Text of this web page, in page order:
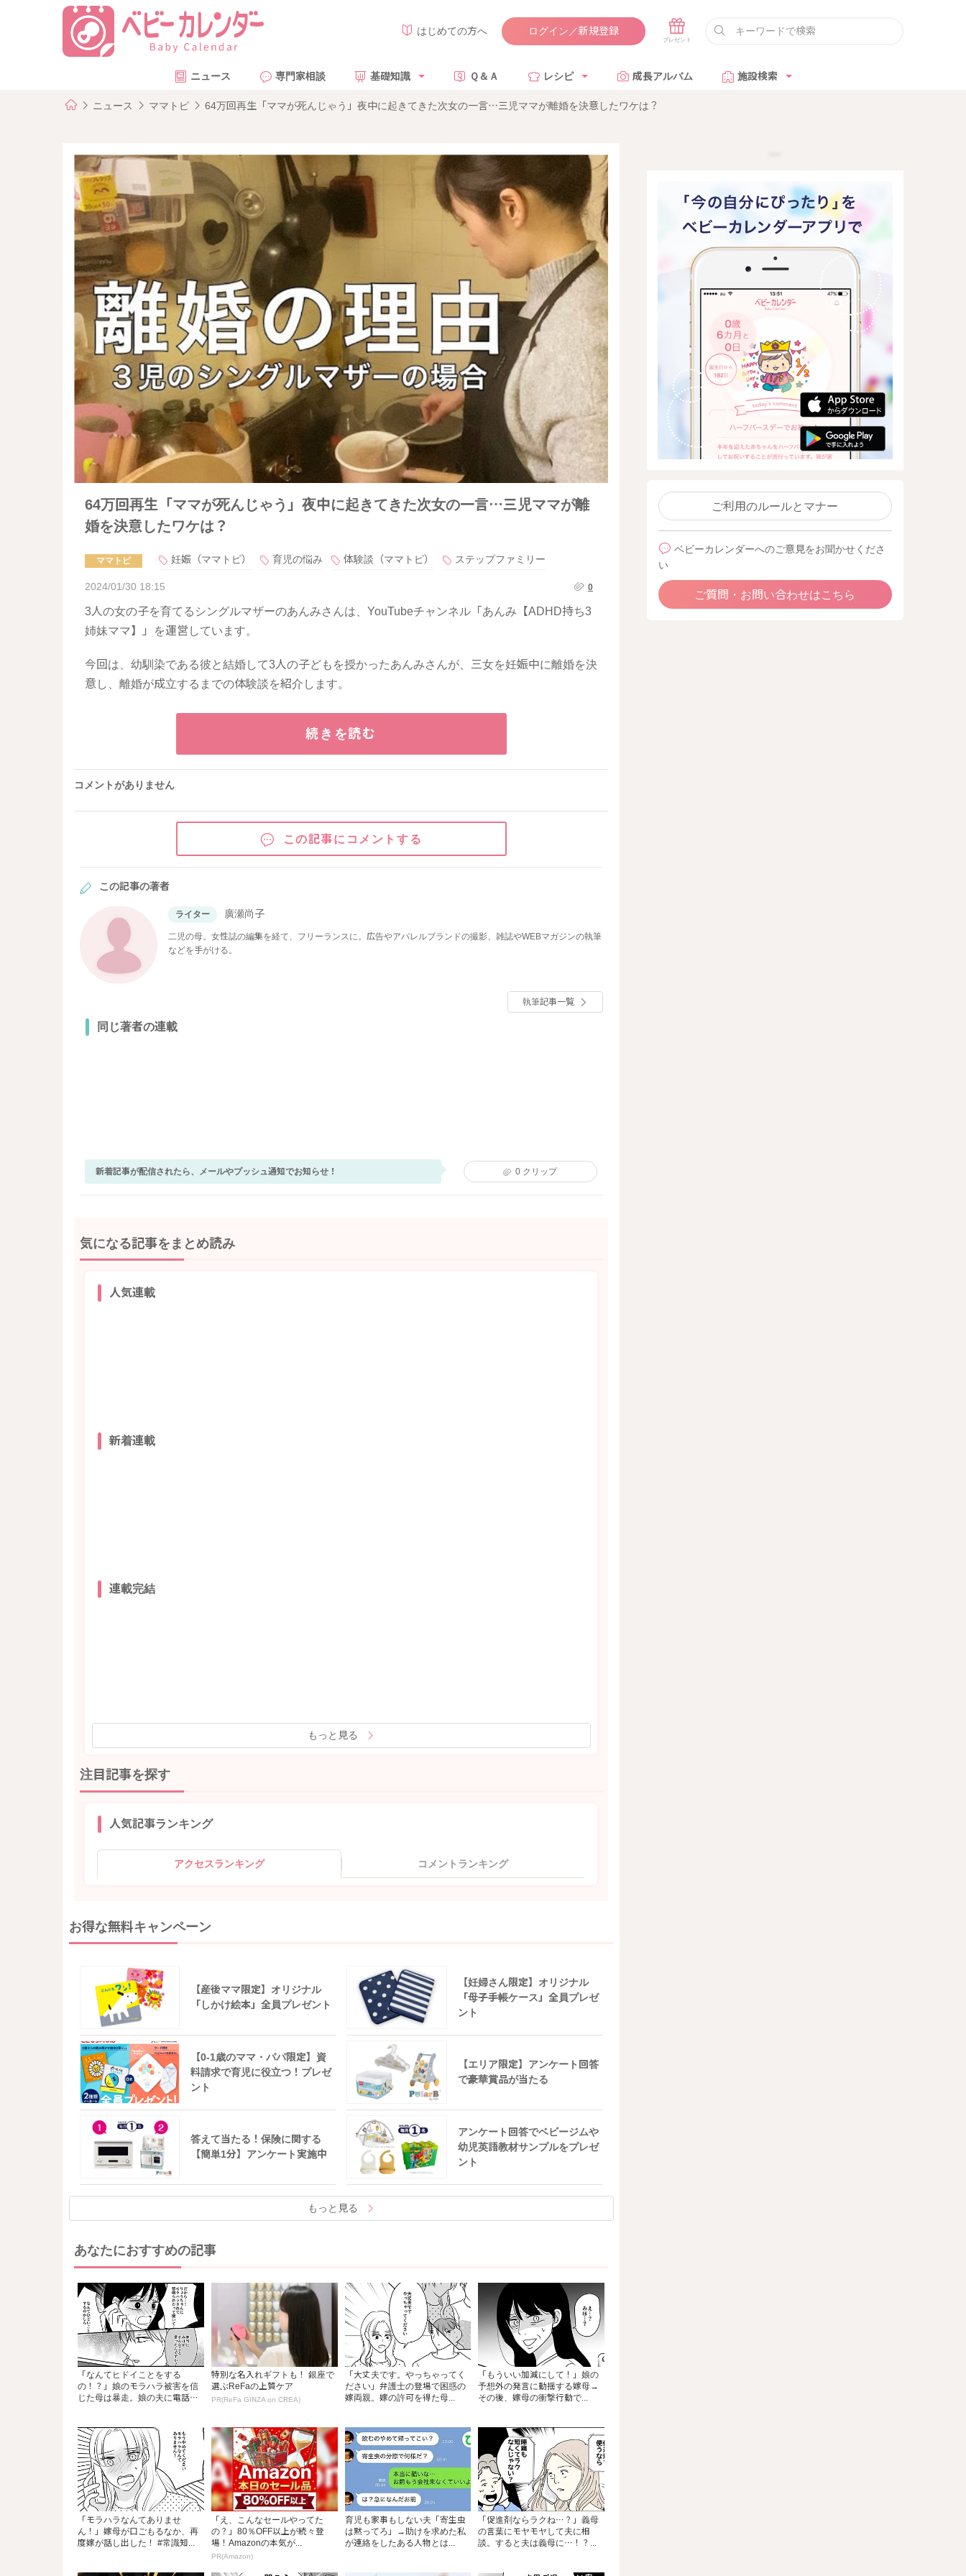
はじめての方へ ログイン／新規登録
ニュース 専門家相談 基礎知識 Ｑ＆Ａ レシピ 成長アルバム 施設検索
ニュース ママトピ 64万回再生「ママが死んじゃう」夜中に起きてきた次女の一言…三児ママが離婚を決意したワケは？
64万回再生「ママが死んじゃう」夜中に起きてきた次女の一言…三児ママが離
婚を決意したワケは？
ママトピ 妊娠（ママトピ） 育児の悩み 体験談（ママトピ） ステップファミリー
2024/01/30 18:15 0
3人の女の子を育てるシングルマザーのあんみさんは、YouTubeチャンネル「あんみ【ADHD持ち3
姉妹ママ】」を運営しています。
今回は、幼馴染である彼と結婚して3人の子どもを授かったあんみさんが、三女を妊娠中に離婚を決
意し、離婚が成立するまでの体験談を紹介し ます。
続きを読む
コメントがありません
この記事にコメントする
この記事の著者
ライター 廣瀬尚子
二児の母。女性誌の編集を経て、フリーランスに。広告やアパレルブランドの撮影、雑誌やWEBマガジンの執筆
などを手がける。
執筆記事一覧
同じ著者の連載
新着記事が配信されたら、メールやプッシュ通知でお知らせ！ 0 クリップ
気になる記事をまとめ読み
人気連載
新着連載
連載完結
もっと見る
注目記事を探す
人気記事ランキング
アクセスランキング コメントランキング
お得な無料キャンペーン
【産後ママ限定】オリジナル
「しかけ絵本」全員プレゼント
【妊婦さん限定】オリジナル
「母子手帳ケース」全員プレゼ
ント
【0-1歳のママ・パパ限定】資
料請求で育児に役立つ！プレゼ
ント
【エリア限定】アンケート回答
で豪華賞品が当たる
答えて当たる！保険に関する
【簡単1分】アンケート実施中
アンケート回答でベビージムや
幼児英語教材サンプルをプレゼ
ント
もっと見る
あなたにおすすめの記事
「なんてヒドイことをする
の！？」娘のモラハラ被害を信
じた母は暴走。娘の夫に電話
特別な名入れギフトも！ 銀座で
選ぶReFaの上質ケア
PR(ReFa GINZA on CREA)
「大丈夫です。やっちゃってく
ださい」弁護士の登場で困惑の
嫁両親。嫁の許可を得た母...
「もういい加減にして！」娘の
予想外の発言に動揺する嫁母→
その後、嫁母の衝撃行動で...
「モラハラなんてありませ
ん！」嫁母が口ごもるなか、再
度嫁が話し出した！ #常識知...
「え、こんなセールやってた
の？」80％OFF以上が続々登
場！Amazonの本気が...
PR(Amazon)
育児も家事もしない夫「寄生虫
は黙ってろ」→助けを求めた私
が連絡をしたある人物とは...
「促進剤ならラクね…？」義母
の言葉にモヤモヤして夫に相
談。すると夫は義母に…！？...
ご利用のルールとマナー
ベビーカレンダーへのご意見をお聞かせくださ
い
ご質問・お問い合わせはこちら